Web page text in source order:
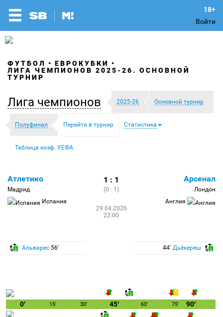
Войти
ФУТБОЛ
ЕВРОКУБКИ
ЛИГА ЧЕМПИОНОВ 2025-26. ОСНОВНОЙ
ТУРНИР
Лига чемпионов 2025-26 Основной турнир
Полуфинал Перейти в турнир Статистика
Таблица коэф. УЕФА
Атлетико
Мадрид
Испания
1 : 1
(0 : 1)
29.04.2026
22:00
Арсенал
Лондон
Англия
Альварес 56′ 44′ Дьёкереш
0′ 15′ 30′ 45′ 60′ 75′ 90′